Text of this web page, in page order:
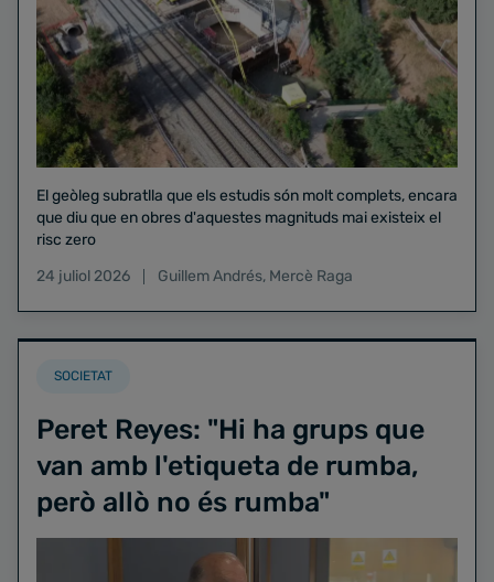
El geòleg subratlla que els estudis són molt complets, encara
que diu que en obres d'aquestes magnituds mai existeix el
risc zero
24 juliol 2026
Guillem Andrés, Mercè Raga
SOCIETAT
Peret Reyes: "Hi ha grups que
van amb l'etiqueta de rumba,
però allò no és rumba"